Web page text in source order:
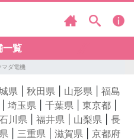
一覧
マダ電機
県 秋田県 山形県
福島
埼玉県 千葉県 東京都
川県 福井県 山梨県
長
三重県 滋賀県
京都府